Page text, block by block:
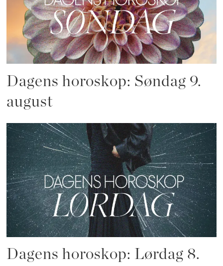
Dagens horoskop: Søndag 9.
august
Dagens horoskop: Lørdag 8.